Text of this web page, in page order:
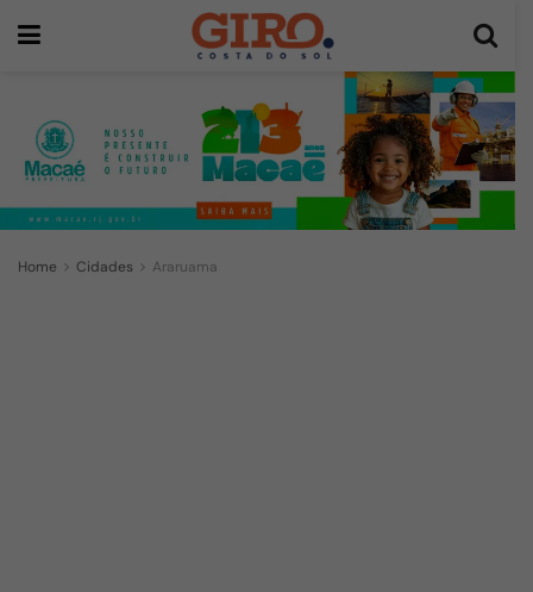
Home Cidades Araruama